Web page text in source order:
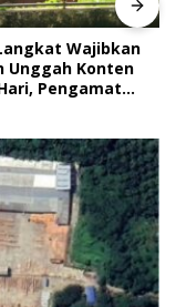
Wajibkan
Unggah Konten
Pengamat